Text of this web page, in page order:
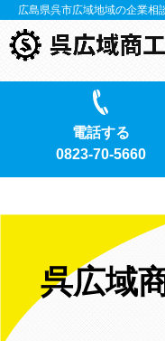
広島県呉市広域地域の企業相
電話する
0823-70-5660
呉広域